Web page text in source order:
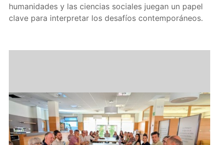
humanidades y las ciencias sociales juegan un papel
clave para interpretar los desafíos contemporáneos.